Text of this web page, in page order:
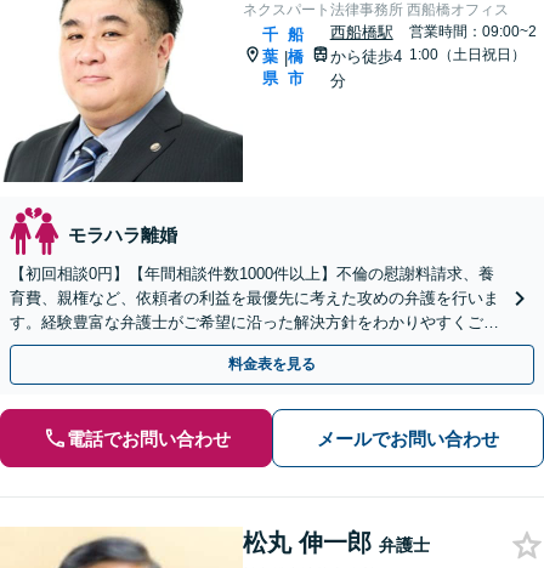
ネクスパート法律事務所 西船橋オフィス
千
葉
県
|
船
橋
市
西船橋駅
から徒歩4
分
営業時間：09:00~2
1:00（土日祝日）
モラハラ離婚
【初回相談0円】【年間相談件数1000件以上】不倫の慰謝料請求、養
育費、親権など、依頼者の利益を最優先に考えた攻めの弁護を行いま
す。経験豊富な弁護士がご希望に沿った解決方針をわかりやすくご提
案します。お気軽にお問合せ下さい。
料金表を見る
電話でお問い合わせ メールでお問い合わせ
松丸 伸一郎 弁護士